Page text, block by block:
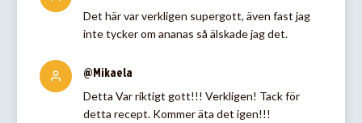
Det här var verkligen supergott, även fast jag
inte tycker om ananas så älskade jag det.
@Mikaela
Detta Var riktigt gott!!! Verkligen! Tack för
detta recept. Kommer äta det igen!!!